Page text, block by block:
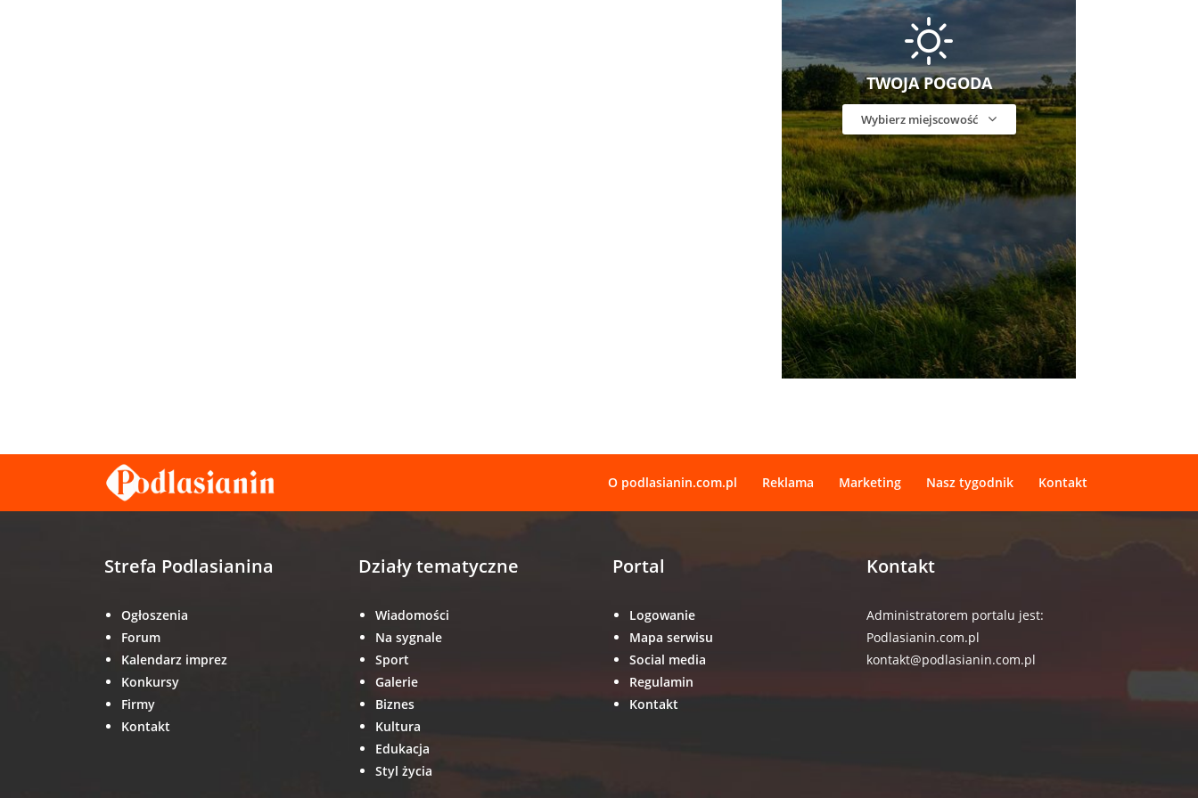
TWOJA POGODA
Wybierz miejscowość
O podlasianin.com.pl Reklama Marketing Nasz tygodnik Kontakt
Strefa Podlasianina
Ogłoszenia
Forum
Kalendarz imprez
Konkursy
Firmy
Kontakt
Działy tematyczne
Wiadomości
Na sygnale
Sport
Galerie
Biznes
Kultura
Edukacja
Styl życia
Portal
Logowanie
Mapa serwisu
Social media
Regulamin
Kontakt
Kontakt
Administratorem portalu jest:
Podlasianin.com.pl
kontakt@podlasianin.com.pl